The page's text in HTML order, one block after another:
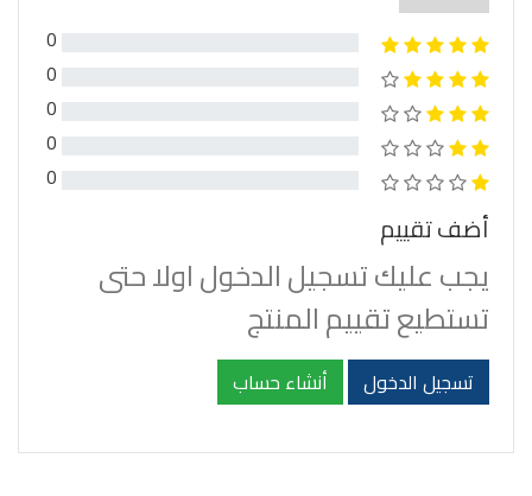
0
0
0
0
0
أضف تقييم
يجب عليك تسجيل الدخول اولا حتى
تستطيع تقييم المنتج
تسجيل الدخول أنشاء حساب